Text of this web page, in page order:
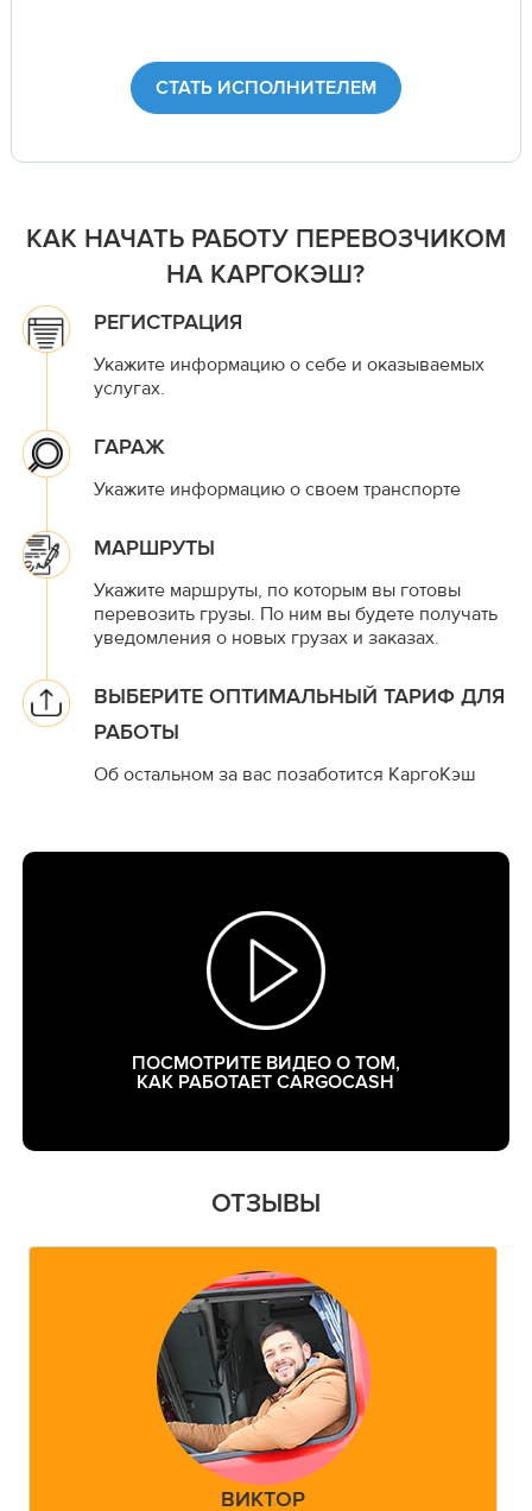
СТАТЬ ИСПОЛНИТЕЛЕМ
КАК НАЧАТЬ РАБОТУ ПЕРЕВОЗЧИКОМ
НА КАРГОКЭШ?
РЕГИСТРАЦИЯ
Укажите информацию о себе и оказываемых
услугах.
ГАРАЖ
Укажите информацию о своем транспорте
МАРШРУТЫ
Укажите маршруты, по которым вы готовы
перевозить грузы. По ним вы будете получать
уведомления о новых грузах и заказах.
ВЫБЕРИТЕ ОПТИМАЛЬНЫЙ ТАРИФ ДЛЯ
РАБОТЫ
Об остальном за вас позаботится КаргоКэш
ПОСМОТРИТЕ ВИДЕО О ТОМ,
КАК РАБОТАЕТ CARGOCASH
ОТЗЫВЫ
ВИКТОР